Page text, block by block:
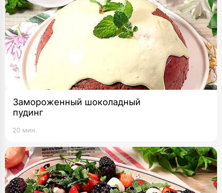
Замороженный шоколадный
пудинг
20 мин.